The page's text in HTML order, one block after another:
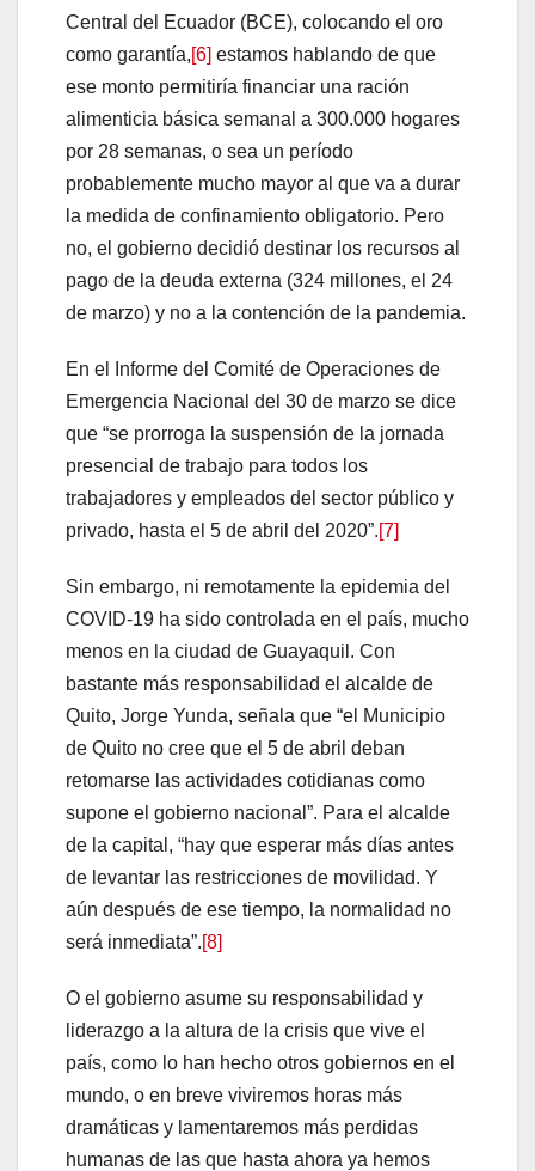
Central del Ecuador (BCE), colocando el oro
como garantía,[6] estamos hablando de que
ese monto permitiría financiar una ración
alimenticia básica semanal a 300.000 hogares
por 28 semanas, o sea un período
probablemente mucho mayor al que va a durar
la medida de confinamiento obligatorio. Pero
no, el gobierno decidió destinar los recursos al
pago de la deuda externa (324 millones, el 24
de marzo) y no a la contención de la pandemia.
En el Informe del Comité de Operaciones de
Emergencia Nacional del 30 de marzo se dice
que “se prorroga la suspensión de la jornada
presencial de trabajo para todos los
trabajadores y empleados del sector público y
privado, hasta el 5 de abril del 2020”.[7]
Sin embargo, ni remotamente la epidemia del
COVID-19 ha sido controlada en el país, mucho
menos en la ciudad de Guayaquil. Con
bastante más responsabilidad el alcalde de
Quito, Jorge Yunda, señala que “el Municipio
de Quito no cree que el 5 de abril deban
retomarse las actividades cotidianas como
supone el gobierno nacional”. Para el alcalde
de la capital, “hay que esperar más días antes
de levantar las restricciones de movilidad. Y
aún después de ese tiempo, la normalidad no
será inmediata”.[8]
O el gobierno asume su responsabilidad y
liderazgo a la altura de la crisis que vive el
país, como lo han hecho otros gobiernos en el
mundo, o en breve viviremos horas más
dramáticas y lamentaremos más perdidas
humanas de las que hasta ahora ya hemos